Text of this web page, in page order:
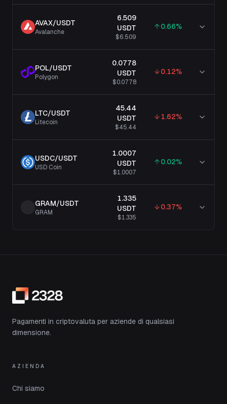
AVAX/USDT
Avalanche
6.509
USDT
$6.509
0.66%
POL/USDT
Polygon
0.0778
USDT
$0.0778
0.12%
LTC/USDT
Litecoin
45.44
USDT
$45.44
1.62%
USDC/USDT
USD Coin
1.0007
USDT
$1.0007
0.02%
GRAM/USDT
GRAM
1.335
USDT
$1.335
0.37%
Pagamenti in criptovaluta per aziende di qualsiasi
dimensione.
AZIENDA
Chi siamo